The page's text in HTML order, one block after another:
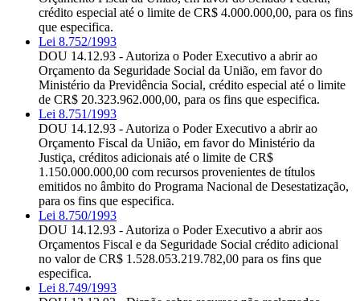
crédito especial até o limite de CR$ 4.000.000,00, para os fins
que especifica.
Lei 8.752/1993
DOU 14.12.93 - Autoriza o Poder Executivo a abrir ao
Orçamento da Seguridade Social da União, em favor do
Ministério da Previdência Social, crédito especial até o limite
de CR$ 20.323.962.000,00, para os fins que especifica.
Lei 8.751/1993
DOU 14.12.93 - Autoriza o Poder Executivo a abrir ao
Orçamento Fiscal da União, em favor do Ministério da
Justiça, créditos adicionais até o limite de CR$
1.150.000.000,00 com recursos provenientes de títulos
emitidos no âmbito do Programa Nacional de Desestatização,
para os fins que especifica.
Lei 8.750/1993
DOU 14.12.93 - Autoriza o Poder Executivo a abrir aos
Orçamentos Fiscal e da Seguridade Social crédito adicional
no valor de CR$ 1.528.053.219.782,00 para os fins que
especifica.
Lei 8.749/1993